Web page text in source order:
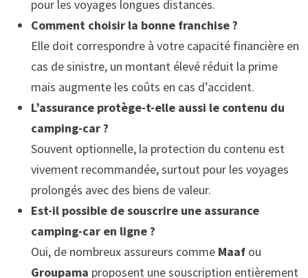
pour les voyages longues distances.
Comment choisir la bonne franchise ?
Elle doit correspondre à votre capacité financière en
cas de sinistre, un montant élevé réduit la prime
mais augmente les coûts en cas d’accident.
L’assurance protège-t-elle aussi le contenu du
camping-car ?
Souvent optionnelle, la protection du contenu est
vivement recommandée, surtout pour les voyages
prolongés avec des biens de valeur.
Est-il possible de souscrire une assurance
camping-car en ligne ?
Oui, de nombreux assureurs comme Maafou
Groupama proposent une souscription entièrement